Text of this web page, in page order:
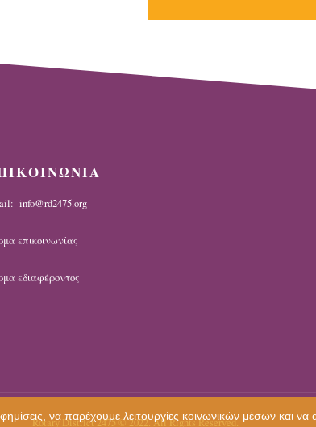
info@rd2475.org
επικοινωνίας
εδιαφέροντος
Rotary District 2475 © 2022. All Rights Reserved.
να παρέχουμε λειτουργίες κοινωνικών μέσων και να